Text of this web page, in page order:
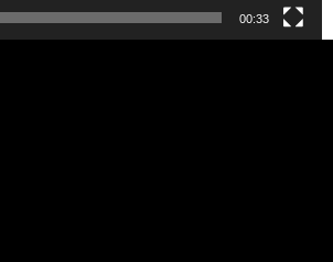
00:33